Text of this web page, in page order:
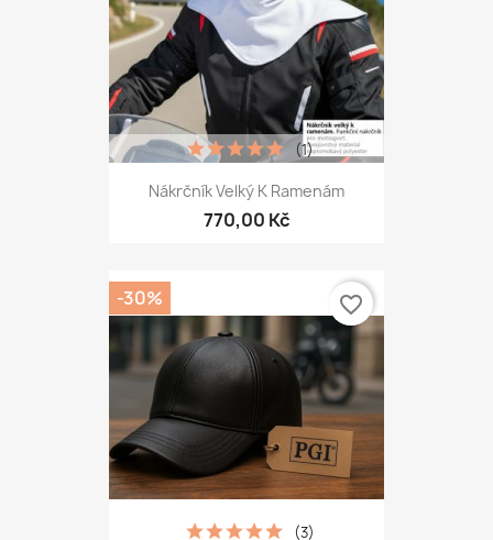
Nákrčník Velký K Ramenám
770,00 Kč
(1)
(3)
-30% favorite_border